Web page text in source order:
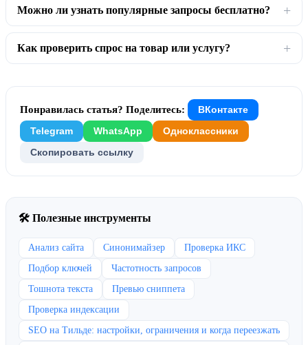
Можно ли узнать популярные запросы бесплатно?
Как проверить спрос на товар или услугу?
Понравилась статья? Поделитесь: ВКонтакте
Telegram WhatsApp Одноклассники
Скопировать ссылку
🛠 Полезные инструменты
Анализ сайта Синонимайзер
Проверка ИКС
Подбор ключей
Частотность запросов
Тошнота текста
Превью сниппета
Проверка индексации
SEO на Тильде: настройки, ограничения и когда переезжать